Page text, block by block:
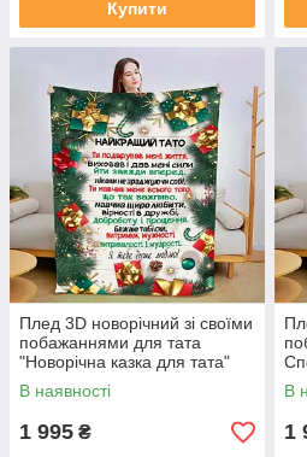
Купити
Плед 3D новорічний зі своїми
побажаннями для тата
"Новорічна казка для тата"
15102 160х200 см
В наявності
1 995 ₴
В
1